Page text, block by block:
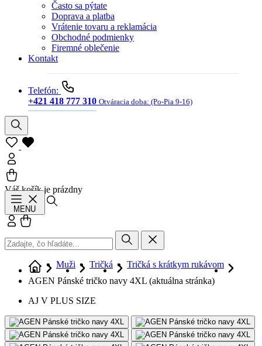
Často sa pýtate
Doprava a platba
Vrátenie tovaru a reklamácia
Obchodné podmienky
Firemné oblečenie
Kontakt
Telefón:
+421 418 777 310 Otváracia doba: (Po-Pia 9-16)
Váš košík je prázdny
MENU
Prihlásiť sa
Muži Tričká
Tričká s krátkym rukávom
AGEN Pánské tričko navy 4XL (aktuálna stránka)
AJ V PLUS SIZE